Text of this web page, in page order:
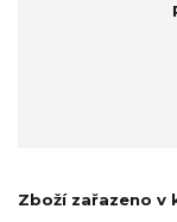
Zboží zařazeno v